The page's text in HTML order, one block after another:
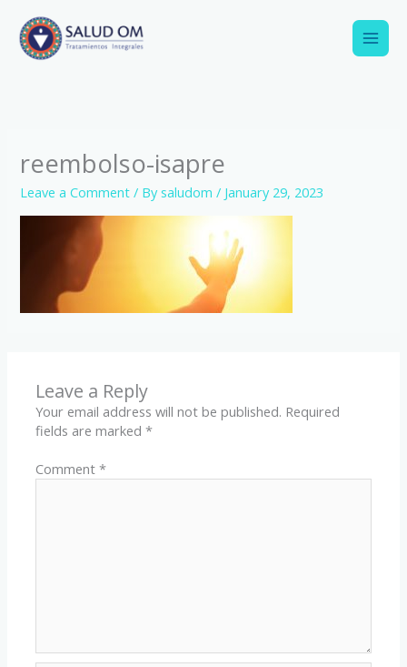
content
reembolso-isapre
Leave a Comment / Bysaludom/ January 29, 2023
Leave a Reply
Your email address will not be published. Required
fields are marked*
Comment*